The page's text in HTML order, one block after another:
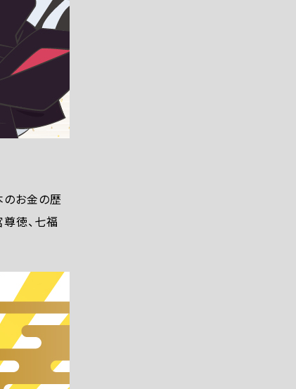
のお金の歴
徳、七福